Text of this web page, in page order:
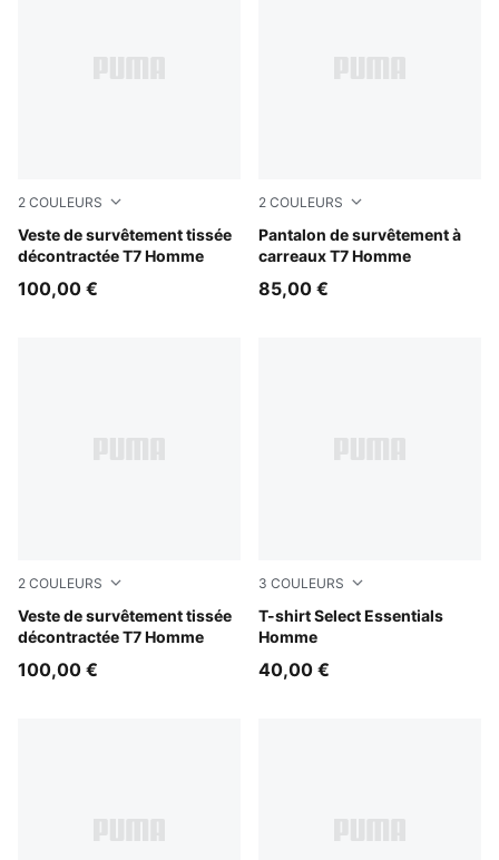
2 COULEURS
Veste de survêtement tissée
décontractée T7 Homme
Midnight Petrol
100,00 €
2 COULEURS
Pantalon de survêtement à
carreaux T7 Homme
Chocolate Fondue
85,00 €
2 COULEURS
Veste de survêtement tissée
décontractée T7 Homme
Puma Black
100,00 €
3 COULEURS
T-shirt Select Essentials
Homme
Puma Black
40,00 €